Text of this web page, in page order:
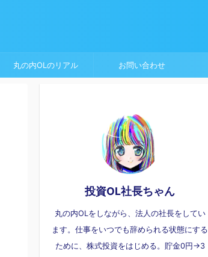
丸の内OLのリアル お問い合わせ
投資OL社長ちゃん
丸の内OLをしながら、法人の社長をしてい
ます。仕事をいつでも辞められる状態にする
ために、株式投資をはじめる。貯金0円→3